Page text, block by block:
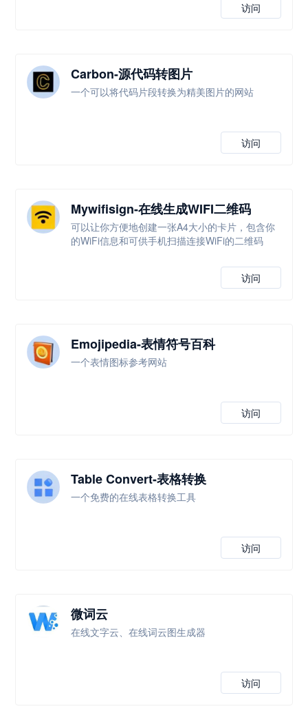
访问
Carbon-源代码转图片
一个可以将代码片段转换为精美图片的网站
访问
Mywifisign-在线生成WIFI二维码
可以让你方便地创建一张A4大小的卡片，包含你
的WiFi信息和可供手机扫描连接WiFi的二维码
访问
Emojipedia-表情符号百科
一个表情图标参考网站
访问
Table Convert-表格转换
一个免费的在线表格转换工具
访问
微词云
在线文字云、在线词云图生成器
访问